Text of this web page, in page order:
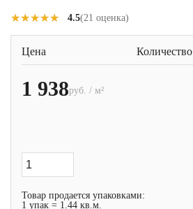
★★★★★
★★★★★ 4.5(21 оценка)
Цена Количество
1 938руб. / м²
Товар продается упаковками:
1 упак = 1.44 кв.м.